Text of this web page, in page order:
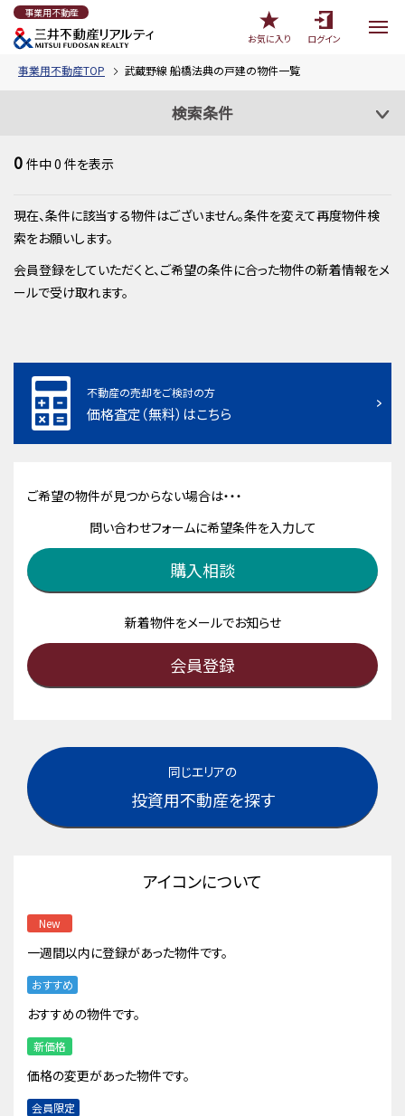
事業用不動産
お気に入り
ログイン
事業用不動産TOP 武蔵野線 船橋法典の戸建の物件一覧
検索条件
0 件中0 件を表示
現在、条件に該当する物件はございません。条件を変えて再度物件検
索をお願いします。
会員登録をしていただくと、ご希望の条件に合った物件の新着情報をメ
ールで受け取れます。
不動産の売却をご検討の方
価格査定（無料）はこちら
ご希望の物件が見つからない場合は・・・
問い合わせフォームに希望条件を入力して
購入相談
新着物件をメールでお知らせ
会員登録
同じエリアの
投資用不動産を探す
アイコンについて
New
一週間以内に登録があった物件です。
おすすめ
おすすめの物件です。
新価格
価格の変更があった物件です。
会員限定